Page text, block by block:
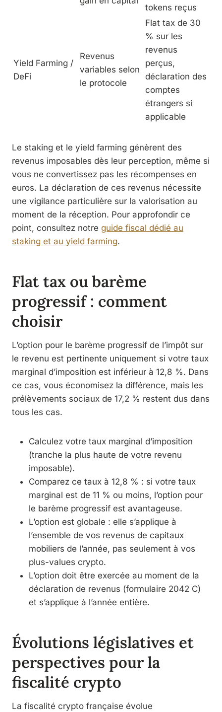
tokens reçus
Yield Farming /
DeFi
Revenus
variables selon
le protocole
Flat tax de 30
% sur les
revenus
perçus,
déclaration des
comptes
étrangers si
applicable
Le staking et le yield farming génèrent des
revenus imposables dès leur perception, même si
vous ne convertissez pas les récompenses en
euros. La déclaration de ces revenus nécessite
une vigilance particulière sur la valorisation au
moment de la réception. Pour approfondir ce
point, consultez notre guide fiscal dédié au
staking et au yield farming.
Flat tax ou barème
progressif : comment
choisir
L’option pour le barème progressif de l’impôt sur
le revenu est pertinente uniquement si votre taux
marginal d’imposition est inférieur à 12,8 %. Dans
ce cas, vous économisez la différence, mais les
prélèvements sociaux de 17,2 % restent dus dans
tous les cas.
Calculez votre taux marginal d’imposition
(tranche la plus haute de votre revenu
imposable).
Comparez ce taux à 12,8 % : si votre taux
marginal est de 11 % ou moins, l’option pour
le barème progressif est avantageuse.
L’option est globale : elle s’applique à
l’ensemble de vos revenus de capitaux
mobiliers de l’année, pas seulement à vos
plus-values crypto.
L’option doit être exercée au moment de la
déclaration de revenus (formulaire 2042 C)
et s’applique à l’année entière.
Évolutions législatives et
perspectives pour la
fiscalité crypto
La fiscalité crypto française évolue